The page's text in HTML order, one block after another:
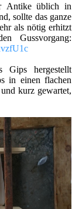
Antike üblich in
sollte das ganze
als nötig erhitzt
Gussvorgang:
Gips hergestellt
in einen flachen
kurz gewartet,